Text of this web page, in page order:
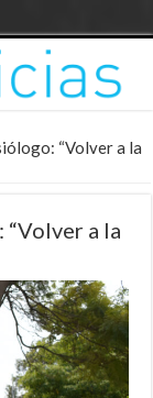
“Volver a la
a la